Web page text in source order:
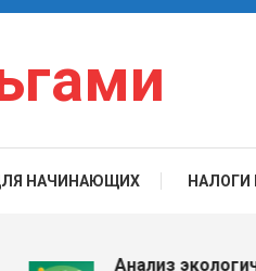
НАЧИНАЮЩИХ НАЛОГИ
Анализ